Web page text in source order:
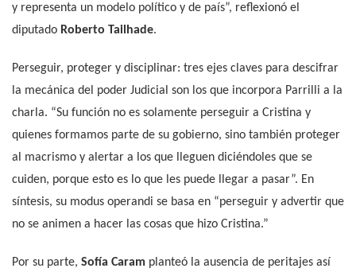
y representa un modelo político y de país”, reflexionó el
diputado Roberto Tailhade.
Perseguir, proteger y disciplinar: tres ejes claves para descifrar
la mecánica del poder Judicial son los que incorpora Parrilli a la
charla. “Su función no es solamente perseguir a Cristina y
quienes formamos parte de su gobierno, sino también proteger
al macrismo y alertar a los que lleguen diciéndoles que se
cuiden, porque esto es lo que les puede llegar a pasar”. En
síntesis, su modus operandi se basa en “perseguir y advertir que
no se animen a hacer las cosas que hizo Cristina.”
Por su parte, Sofía Caram planteó la ausencia de peritajes así